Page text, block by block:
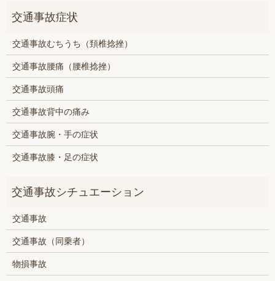
交通事故むちうち（頚椎捻挫）
交通事故腰痛（腰椎捻挫）
交通事故頭痛
交通事故背中の痛み
交通事故腕・手の症状
交通事故膝・足の症状
交通事故
交通事故（同乗者）
物損事故